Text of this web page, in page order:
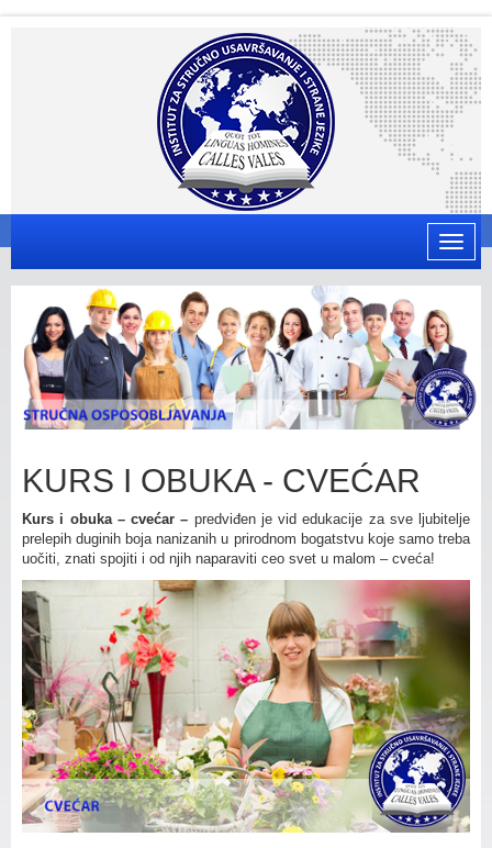
Toggle
KURS I OBUKA - CVEĆAR
Kurs i obuka – cvećar – predviđen je vid edukacije za sve ljubitelje
prelepih duginih boja nanizanih u prirodnom bogatstvu koje samo treba
uočiti, znati spojiti i od njih naparaviti ceo svet u malom – cveća!